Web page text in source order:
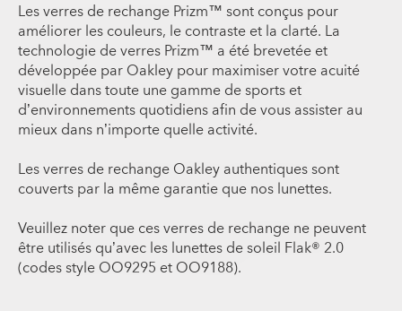
Les verres de rechange Prizm™ sont conçus pour
améliorer les couleurs, le contraste et la clarté. La
technologie de verres Prizm™ a été brevetée et
développée par Oakley pour maximiser votre acuité
visuelle dans toute une gamme de sports et
d’environnements quotidiens afin de vous assister au
mieux dans n’importe quelle activité.
Les verres de rechange Oakley authentiques sont
couverts par la même garantie que nos lunettes.
Veuillez noter que ces verres de rechange ne peuvent
être utilisés qu’avec les lunettes de soleil Flak® 2.0
(codes style OO9295 et OO9188).